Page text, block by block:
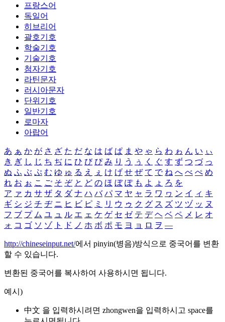
프랑스어
독일어
히브리어
괄호기호
학술기호
기술기호
첨자기호
라틴문자
러시아문자
단위기호
일반기호
로마자
아랍어
あ ぁ か が さ ざ た だ な は ば ぱ ま や ゃ ら わ ゎ ん い ぃ
き ぎ し じ ち ぢ に ひ び ぴ み り う ぅ く ぐ す ず つ づ っ
ぬ ふ ぶ ぷ む ゆ ゅ る え ぇ け げ せ ぜ て で ね へ べ ぺ め
れ お ぉ こ ご そ ぞ と ど の ほ ぼ ぽ も よ ょ ろ を
ア ァ カ サ ザ タ ダ ナ ハ バ パ マ ヤ ャ ラ ワ ヮ ン イ ィ キ
ギ シ ジ チ ヂ ニ ヒ ビ ピ ミ リ ウ ゥ ク グ ス ズ ツ ヅ ッ ヌ
フ ブ プ ム ユ ュ ル エ ェ ケ ゲ セ ゼ テ デ ヘ ベ ペ メ レ オ
ォ コ ゴ ソ ゾ ト ド ノ ホ ボ ポ モ ヨ ョ ロ ヲ ―
http://chineseinput.net/에서 pinyin(병음)방식으로 중국어를 변환
할 수 있습니다.
변환된 중국어를 복사하여 사용하시면 됩니다.
예시)
中文 을 입력하시려면 zhongwen을 입력하시고 space를